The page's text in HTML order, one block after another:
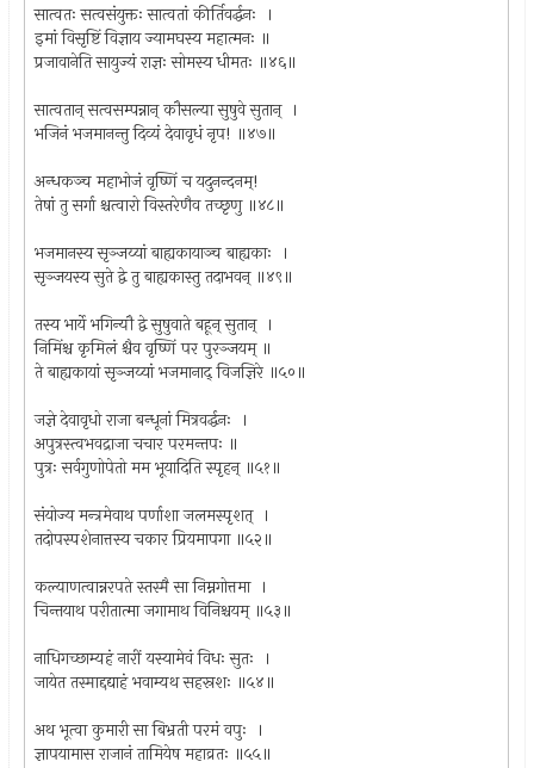
सात्वतः सत्वसंयुक्तः सात्वतां कीर्तिवर्द्धनः ।
इमां विसृष्टिं विज्ञाय ज्यामघस्य महात्मनः ॥
प्रजावानेति सायुज्यं राज्ञः सोमस्य धीमतः ॥४६॥
सात्वतान् सत्वसम्पन्नान् कौसल्या सुषुवे सुतान् ।
भजिनं भजमानन्तु दिव्यं देवावृधं नृप! ॥४७॥
अन्धकञ्च महाभोजं वृष्णिं च यदुनन्दनम्!
तेषां तु सर्गा श्चत्वारो विस्तरेणैव तच्छृणु ॥४८॥
भजमानस्य सृञ्जय्यां बाह्यकायाञ्च बाह्यकाः ।
सृञ्जयस्य सुते द्वे तु बाह्यकास्तु तदाभवन् ॥४९॥
तस्य भार्ये भगिन्यौ द्वे सुषुवाते बहून् सुतान् ।
निमिंश्च कृमिलं श्चैव वृष्णिं पर पुरञ्जयम् ॥
ते बाह्यकायां सृञ्जय्यां भजमानाद् विजज्ञिरे ॥५०॥
जज्ञे देवावृधो राजा बन्धूनां मित्रवर्द्धनः ।
अपुत्रस्त्वभवद्राजा चचार परमन्तपः ॥
पुत्रः सर्वगुणोपेतो मम भूयादिति स्पृहन् ॥५१॥
संयोज्य मन्त्रमेवाथ पर्णाशा जलमस्पृशत् ।
तदोपस्पशेनात्तस्य चकार प्रियमापगा ॥५२॥
कल्याणत्वान्नरपते स्तस्मै सा निम्नगोत्तमा ।
चिन्तयाथ परीतात्मा जगामाथ विनिश्चयम् ॥५३॥
नाधिगच्छाम्यहं नारीं यस्यामेवं विधः सुतः ।
जायेत तस्माद्दद्याहं भवाम्यथ सहस्रशः ॥५४॥
अथ भूत्वा कुमारी सा बिभ्रती परमं वपुः ।
ज्ञापयामास राजानं तामियेष महाव्रतः ॥५५॥